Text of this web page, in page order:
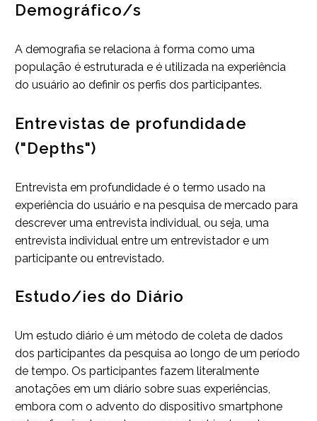
Demográfico/s
A demografia se relaciona à forma como uma
população é estruturada e é utilizada na experiência
do usuário ao definir os perfis dos participantes.
Entrevistas de profundidade
("Depths")
Entrevista em profundidade é o termo usado na
experiência do usuário e na pesquisa de mercado para
descrever uma entrevista individual, ou seja, uma
entrevista individual entre um entrevistador e um
participante ou entrevistado.
Estudo/ies do Diário
Um estudo diário é um método de coleta de dados
dos participantes da pesquisa ao longo de um período
de tempo. Os participantes fazem literalmente
anotações em um diário sobre suas experiências,
embora com o advento do dispositivo smartphone